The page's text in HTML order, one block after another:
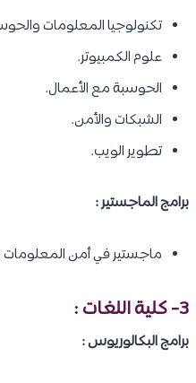
تكنولوجيا المعلومات
علوم الكمبيوتر.
الحوسبة مع الأعمال.
الشبكات والأمن.
تطوير الويب.
برامج الماجستير :
ماجستير في أمن المعلومات
3- كلية اللغات :
برامج البكالوريوس :